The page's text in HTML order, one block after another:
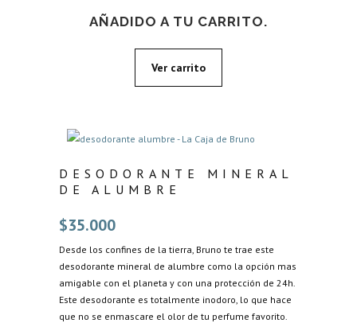
AÑADIDO A TU CARRITO.
Ver carrito
DESODORANTE MINERAL
DE ALUMBRE
$35.000
Desde los confines de la tierra, Bruno te trae este
desodorante mineral de alumbre como la opción mas
amigable con el planeta y con una protección de 24h.
Este desodorante es totalmente inodoro, lo que hace
que no se enmascare el olor de tu perfume favorito.